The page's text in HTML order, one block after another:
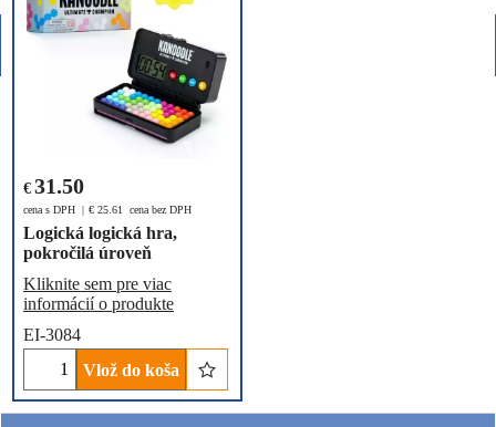
€ 31.50
cena s DPH € 25.61 cena bez DPH
Logická logická hra,
pokročilá úroveň
Kliknite sem pre viac
informácií o produkte
EI-3084
Vlož do koša